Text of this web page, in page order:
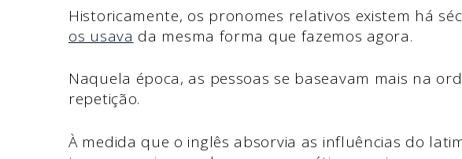
Historicamente, os pronomes relativos existem há
os usava da mesma forma que fazemos agora.
Naquela época, as pessoas se baseavam mais na
repetição.
À medida que o inglês absorvia as influências do